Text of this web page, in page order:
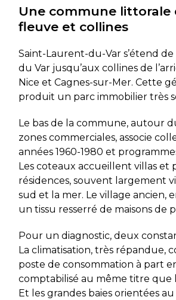
Une commune littorale
fleuve et collines
Saint-Laurent-du-Var s’étend
du Var jusqu’aux collines de
Nice et Cagnes-sur-Mer. Cette
produit un parc immobilier très
Le bas de la commune, autour
zones commerciales, associe
années 1960-1980 et
Les coteaux accueillent villas et
résidences, souvent largement
sud et la mer. Le village ancien,
un tissu resserré de maisons de
Pour un diagnostic, deux
La climatisation, très répandue,
poste de consommation à part
comptabilisé au même titre que
Et les grandes baies orientées